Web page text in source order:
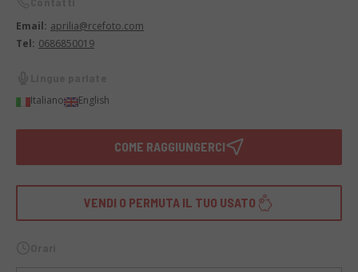
Email: aprilia@rcefoto.com
Tel: 0686850019
Italiano
English
COME RAGGIUNGERCI
VENDI O PERMUTA IL TUO USATO